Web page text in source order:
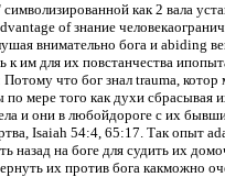
как 2 вала
of знание
внимательно бога и abiding
к им для их повстанчества
что бог знал trauma,
мере того как духи сбрасывая
и они в любойдороге с их
Isaiah 54:4, 65:17. Так опыт
на боге для судить их
их против бога какможно